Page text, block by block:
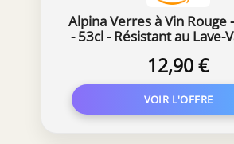
Alpina Verres à Vin Rouge
- 53cl - Résistant au Lave-
12,90 €